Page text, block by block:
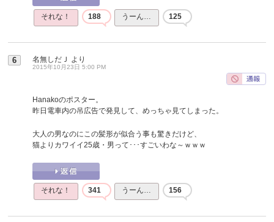
それな！ 188 うーん… 125
6 名無しだＪ より
2015年10月23日 5:00 PM
Hanakoのポスター。
昨日電車内の吊広告で発見して、めっちゃ見てしまった。
大人の男なのにこの髪形が似合う事も驚きだけど、
猫よりカワイイ25歳・男って･･･すごいわな～ｗｗｗ
それな！ 341 うーん… 156